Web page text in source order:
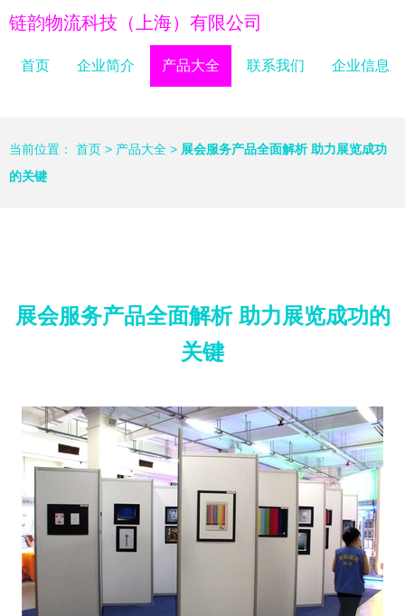
链韵物流科技（上海）有限公司
首页 企业简介 产品大全 联系我们 企业信息
当前位置： 首页 > 产品大全 > 展会服务产品全面解析 助力展览成功
的关键
展会服务产品全面解析 助力展览成功的
关键